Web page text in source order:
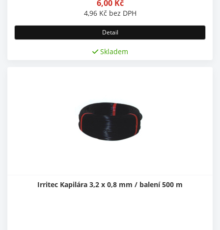
6,00 Kč
4,96 Kč bez DPH
Detail
Skladem
Irritec Kapilára 3,2 x 0,8 mm / balení 500 m